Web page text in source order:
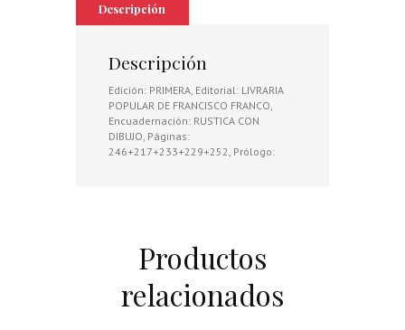
Descripción
Descripción
Edición: PRIMERA, Editorial: LIVRARIA
POPULAR DE FRANCISCO FRANCO,
Encuadernación: RUSTICA CON
DIBUJO, Páginas:
246+217+233+229+252, Prólogo:
Productos
relacionados